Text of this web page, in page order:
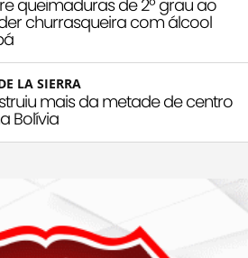
queimaduras de 2º grau ao
churrasqueira com álcool
LA SIERRA
mais da metade de centro
Bolívia